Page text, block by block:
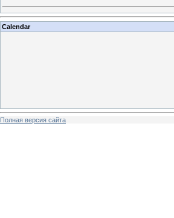
Calendar
Полная версия сайта